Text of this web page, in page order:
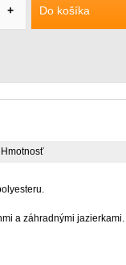
Do košíka
+
Hmotnosť
a záhradnými jazierkami.